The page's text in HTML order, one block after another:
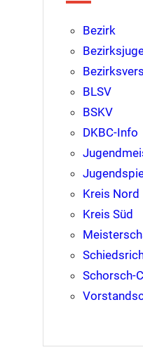
Bezirk
BLSV
BSKV
DKBC-Info
Kreis Nord
Kreis Süd
Schorsch-